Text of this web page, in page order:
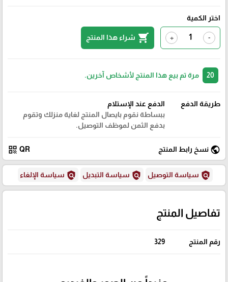
اختر الكمية
-
+
shopping_cart شراء هذا المنتج
مرة تم بيع هذا المنتج لأشخاص آخرين.
طريقة الدفع
الدفع عند الإستلام
ببساطة نقوم بايصال المنتج لغاية منزلك وتقوم
بدفع الثمن لموظف التوصيل.
public نسخ رابط المنتج QR
qr_code
policy سياسة التوصيل policy سياسة التبديل policy سياسة الإلغاء
تفاصيل المنتج
رقم المنتج 329